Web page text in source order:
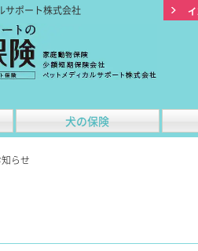
サポート株式会社
犬の保険
らせ